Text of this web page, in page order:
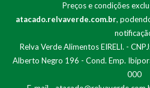
Preços e condições
atacado.relvaverde.com.br,
Relva Verde Alimentos EIRELI. -
Alberto Negro 196 - Cond. Emp.
000